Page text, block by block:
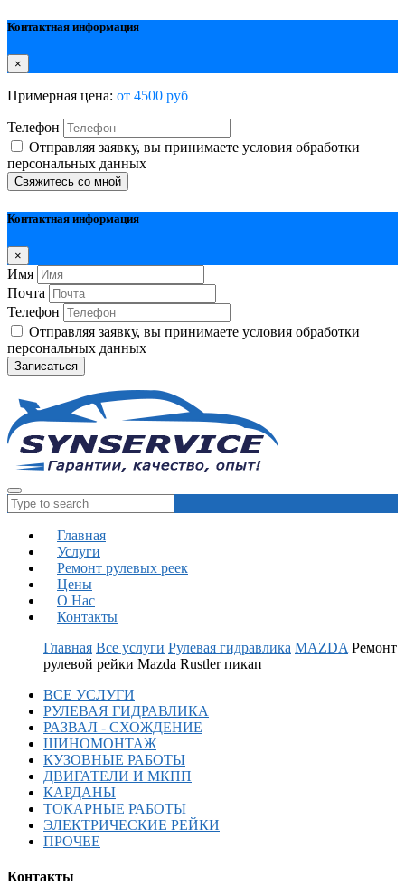
Контактная информация
×
Примерная цена: от 4500 руб
Телефон
Отправляя заявку, вы принимаете условия обработки
персональных данных
Свяжитесь со мной
Контактная информация
×
Имя
Почта
Телефон
Отправляя заявку, вы принимаете условия обработки
персональных данных
Записаться
Главная
Услуги
Ремонт рулевых реек
Цены
О Нас
Контакты
Главная Все услуги Рулевая гидравлика MAZDA Ремонт
рулевой рейки Mazda Rustler пикап
ВСЕ УСЛУГИ
РУЛЕВАЯ ГИДРАВЛИКА
РАЗВАЛ - СХОЖДЕНИЕ
ШИНОМОНТАЖ
КУЗОВНЫЕ РАБОТЫ
ДВИГАТЕЛИ И МКПП
КАРДАНЫ
ТОКАРНЫЕ РАБОТЫ
ЭЛЕКТРИЧЕСКИЕ РЕЙКИ
ПРОЧЕЕ
Контакты